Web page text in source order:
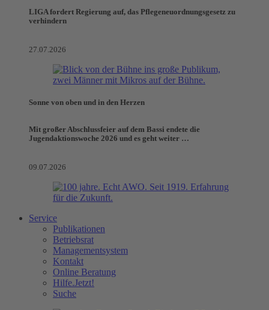
LIGA fordert Regierung auf, das Pflegeneuordnungsgesetz zu
verhindern
27.07.2026
Sonne von oben und in den Herzen
Mit großer Abschlussfeier auf dem Bassi endete die
Jugendaktionswoche 2026 und es geht weiter …
09.07.2026
Service
Publikationen
Betriebsrat
Managementsystem
Kontakt
Online Beratung
Hilfe.Jetzt!
Suche